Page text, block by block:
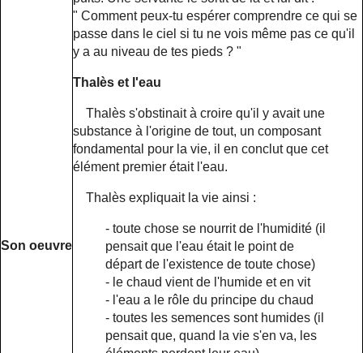
Son oeuvre
" Comment peux-tu espérer comprendre ce qui se
passe dans le ciel si tu ne vois même pas ce qu'il
y a au niveau de tes pieds ? "
Thalès et l'eau
Thalès s'obstinait à croire qu'il y avait une
substance à l'origine de tout, un composant
fondamental pour la vie, il en conclut que cet
élément premier était l'eau.
Thalès expliquait la vie ainsi :
- toute chose se nourrit de l'humidité (il
pensait que l'eau était le point de
départ de l'existence de toute chose)
- le chaud vient de l'humide et en vit
- l'eau a le rôle du principe du chaud
- toutes les semences sont humides (il
pensait que, quand la vie s'en va, les